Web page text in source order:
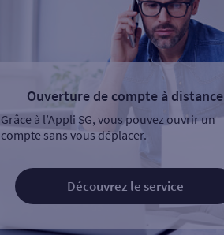
Ouverture de compte à distance
Grâce à l’Appli SG, vous pouvez ouvrir un
compte sans vous déplacer.
Découvrez le service